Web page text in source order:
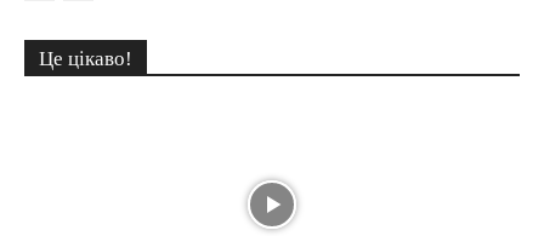
Це цікаво!